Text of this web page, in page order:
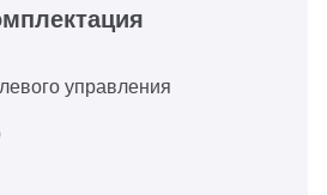
управления